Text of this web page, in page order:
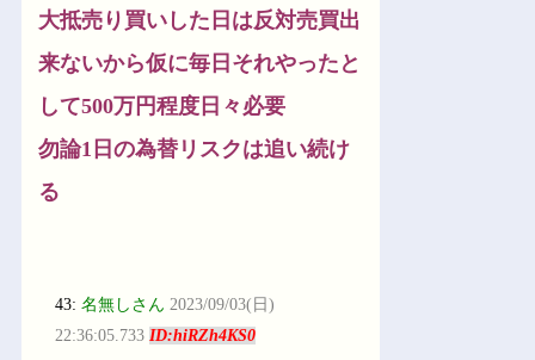
大抵売り買いした日は反対売買出
来ないから仮に毎日それやったと
して500万円程度日々必要
勿論1日の為替リスクは追い続け
る
43:名無しさん 2023/09/03(日)
22:36:05.733ID:hiRZh4KS0